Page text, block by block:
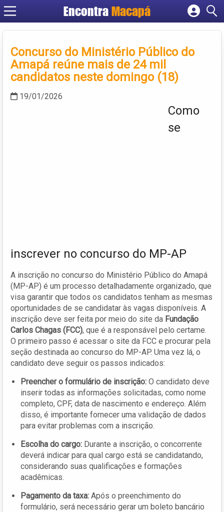
EncontraMacapá
Cadastrar empresa
Criar conta
Concurso do Ministério Público do
Amapá reúne mais de 24 mil
candidatos neste domingo (18)
19/01/2026
Como
se
inscrever no concurso do MP-AP
A inscrição no concurso do Ministério Público do Amapá
(MP-AP) é um processo detalhadamente organizado, que
visa garantir que todos os candidatos tenham as mesmas
oportunidades de se candidatar às vagas disponíveis. A
inscrição deve ser feita por meio do site da Fundação
Carlos Chagas (FCC), que é a responsável pelo certame.
O primeiro passo é acessar o site da FCC e procurar pela
seção destinada ao concurso do MP-AP. Uma vez lá, o
candidato deve seguir os passos indicados:
Preencher o formulário de inscrição: O candidato deve
inserir todas as informações solicitadas, como nome
completo, CPF, data de nascimento e endereço. Além
disso, é importante fornecer uma validação de dados
para evitar problemas com a inscrição.
Escolha do cargo: Durante a inscrição, o concorrente
deverá indicar para qual cargo está se candidatando,
considerando suas qualificações e formações
acadêmicas.
Pagamento da taxa: Após o preenchimento do
formulário, será necessário gerar um boleto bancário